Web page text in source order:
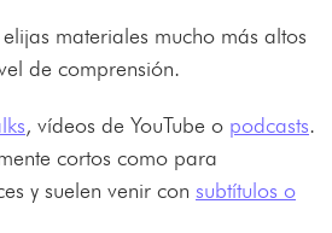
materiales mucho más altos
de comprensión.
, vídeos de YouTube o podcasts.
cortos como para
y suelen venir con subtítulos o